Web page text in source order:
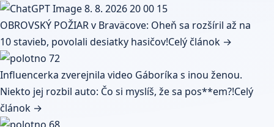
OBROVSKÝ POŽIAR v Braväcove: Oheň sa rozšíril až na
10 stavieb, povolali desiatky hasičov!Celý článok →
Influencerka zverejnila video Gáboríka s inou ženou.
Niekto jej rozbil auto: Čo si myslíš, že sa pos**em?!Celý
článok →